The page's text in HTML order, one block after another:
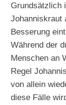
Grundsätzlich
Johanniskraut
Besserung
Während der
Menschen an
Regel
von allein
diese Fälle